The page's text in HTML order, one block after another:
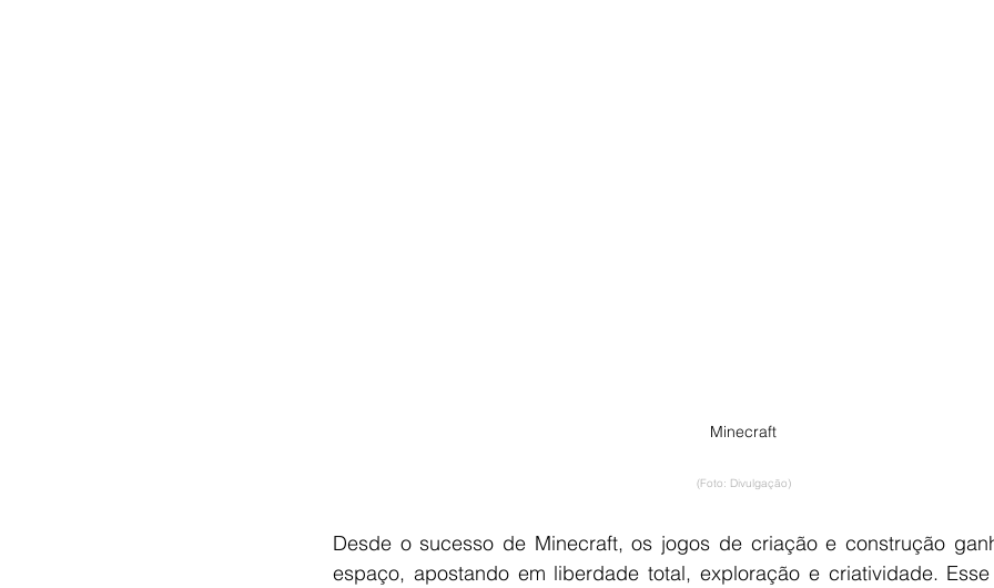
Minecraft
(Foto: Divulgação)
Desde o sucesso de Minecraft, os jogos de criação e construção
espaço, apostando em liberdade total, exploração e criatividade.